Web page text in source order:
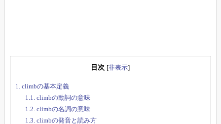
目次 [非表示]
1. climbの基本定義
1.1. climbの動詞の意味
1.2. climbの名詞の意味
1.3. climbの発音と読み方